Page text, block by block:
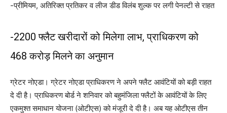
-प्रीमियम, अतिरिक्त प्रतिकर व लीज डीड विलंब शुल्क पर लगी पेनल्टी से राहत
-2200 फ्लैट खरीदारों को मिलेगा लाभ, प्राधिकरण को
468 करोड़ मिलने का अनुमान
ग्रेटर नोएडा। ग्रेटर नोएडा प्राधिकरण ने अपने फ्लैट आवंटियों को बड़ी राहत
दे दी है। प्राधिकरण बोर्ड ने शनिवार को बहुमंजिला फ्लैटों के आवंटियों के लिए
एकमुश्त समाधान योजना (ओटीएस) को मंजूरी दे दी है। अब यह ओटीएस तीन